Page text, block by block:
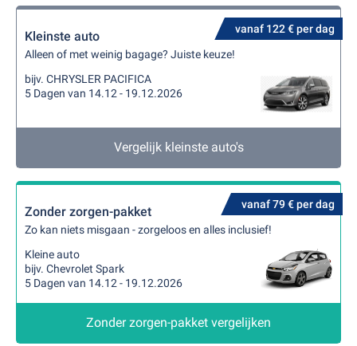
vanaf 122 € per dag
Kleinste auto
Alleen of met weinig bagage? Juiste keuze!
bijv. CHRYSLER PACIFICA
5 Dagen van 14.12 - 19.12.2026
Vergelijk kleinste auto's
vanaf 79 € per dag
Zonder zorgen-pakket
Zo kan niets misgaan - zorgeloos en alles inclusief!
Kleine auto
bijv. Chevrolet Spark
5 Dagen van 14.12 - 19.12.2026
Zonder zorgen-pakket vergelijken